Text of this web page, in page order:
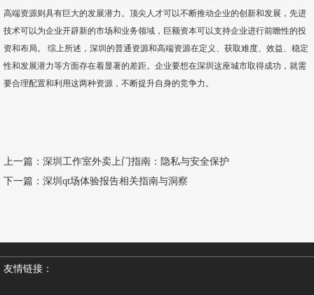
高端资源则具有巨大的发展潜力。顶尖人才可以不断推动企业的创新和发展，先进
技术可以为企业开辟新的市场和业务领域，巨额资本可以支持企业进行前瞻性的投
资和布局。 综上所述，深圳的普通资源和高端资源在定义、获取难度、效益、稳定
性和发展潜力等方面存在着显著的差距。企业要想在深圳这座城市取得成功，就需
要合理配置和利用这两种资源，不断提升自身的竞争力。
上一篇： 深圳工作室外卖上门指南：隐私与安全保护
下一篇： 深圳qt场体验报告相关指南与洞察
友情链接：